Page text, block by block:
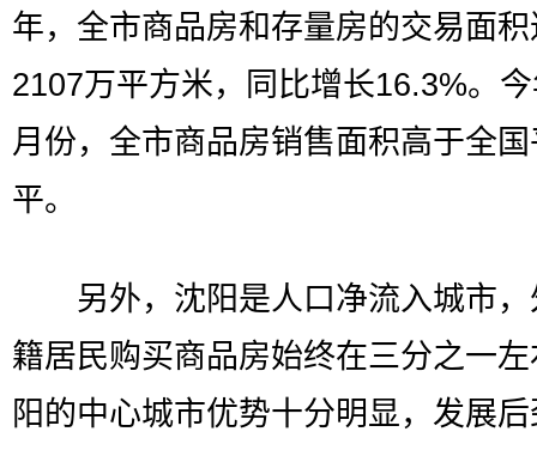
年，全市商品房和存量房的交易面
2107万平方米，同比增长16.3%。
月份，全市商品房销售面积高于全
平。
另外，沈阳是人口净流入城市，
籍居民购买商品房始终在三分之一
阳的中心城市优势十分明显，发展